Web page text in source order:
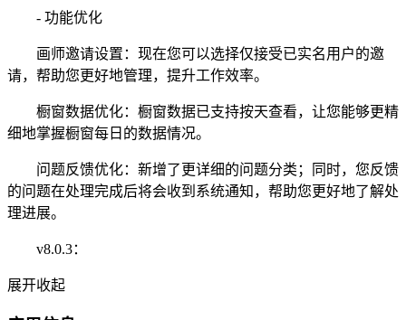
- 功能优化
画师邀请设置：现在您可以选择仅接受已实名用户的邀
请，帮助您更好地管理，提升工作效率。
橱窗数据优化：橱窗数据已支持按天查看，让您能够更精
细地掌握橱窗每日的数据情况。
问题反馈优化：新增了更详细的问题分类；同时，您反馈
的问题在处理完成后将会收到系统通知，帮助您更好地了解处
理进展。
v8.0.3：
展开收起